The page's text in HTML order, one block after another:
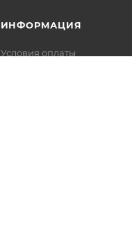
ИНФОРМАЦИЯ
Условия оплаты